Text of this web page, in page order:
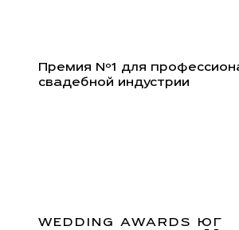
Премия Nº1 для
свадебной индустрии
WEDDING AWARDS ЮГ